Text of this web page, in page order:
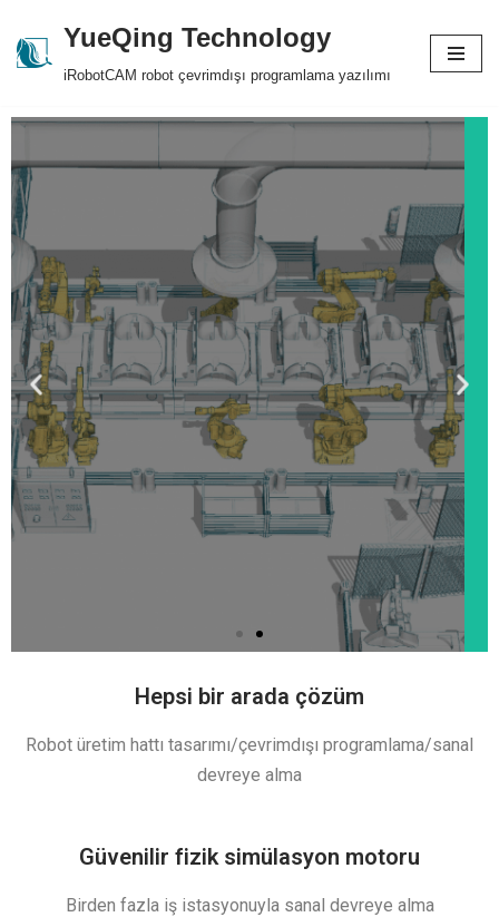
Skip
content
YueQing Technology
iRobotCAM robot çevrimdışı programlama yazılımı
iRobotCAM Global Bayi
Ağına Katılın
Robot çevrimdışı programlama ve
sanal hata ayıklama işini genişletmek
için bize katılmaya hoş geldiniz
Bize Ulaşın
Hepsi bir arada çözüm
Robot üretim hattı tasarımı/çevrimdışı programlama/sanal
devreye alma
Güvenilir fizik simülasyon motoru
Birden fazla iş istasyonuyla sanal devreye alma